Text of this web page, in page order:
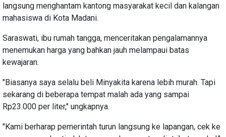
langsung menghantam kantong masyarakat kecil dan kalangan
mahasiswa di Kota Madani.
Saraswati, ibu rumah tangga, menceritakan pengalamannya
menemukan harga yang bahkan jauh melampaui batas
kewajaran.
"Biasanya saya selalu beli Minyakita karena lebih murah. Tapi
sekarang di beberapa tempat malah ada yang sampai
Rp23.000 per liter," ungkapnya.
"Kami berharap pemerintah turun langsung ke lapangan, cek ke